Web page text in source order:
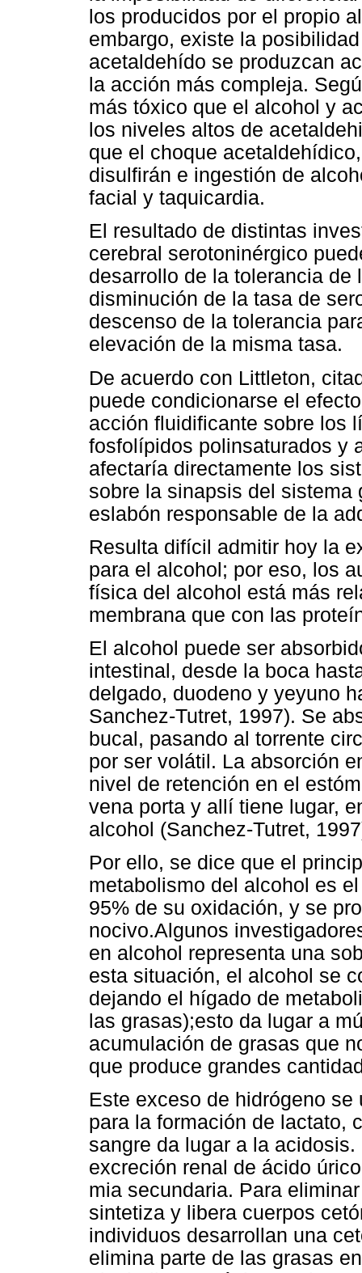
los producidos por el propio
embargo, existe la
acetaldehído se produzcan
la acción más compleja.
más tóxico que el alcohol y
los niveles altos de
que el choque
disulfirán e ingestión de
facial y taquicardia.
El resultado de distintas
cerebral serotoninérgico
desarrollo de la tolerancia
disminución de la tasa de
descenso de la tolerancia
elevación de la misma tasa.
De acuerdo con Littleton,
puede condicionarse el
acción fluidificante sobre los
fosfolípidos polinsaturados y
afectaría directamente los
sobre la sinapsis del
eslabón responsable de la
Resulta difícil admitir hoy la
para el alcohol; por eso, los
física del alcohol está más
membrana que con las
El alcohol puede ser
intestinal, desde la boca
delgado, duodeno y yeyuno
Sanchez-Tutret, 1997). Se
bucal, pasando al torrente
por ser volátil. La absorción
nivel de retención en el
vena porta y allí tiene lugar,
alcohol (Sanchez-Tutret,
Por ello, se dice que el
metabolismo del alcohol es
95% de su oxidación, y se
nocivo.Algunos
en alcohol representa una
esta situación, el alcohol se
dejando el hígado de
las grasas);esto da lugar a
acumulación de grasas que
que produce grandes
Este exceso de hidrógeno
para la formación de lactato,
sangre da lugar a la
excreción renal de ácido
mia secundaria. Para
sintetiza y libera cuerpos
individuos desarrollan una
elimina parte de las grasas